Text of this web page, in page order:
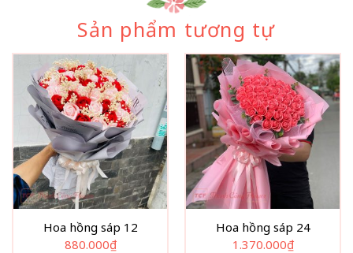
Sản phẩm tương tự
Hoa hồng sáp 12
880.000₫
Hoa hồng sáp 24
1.370.000₫